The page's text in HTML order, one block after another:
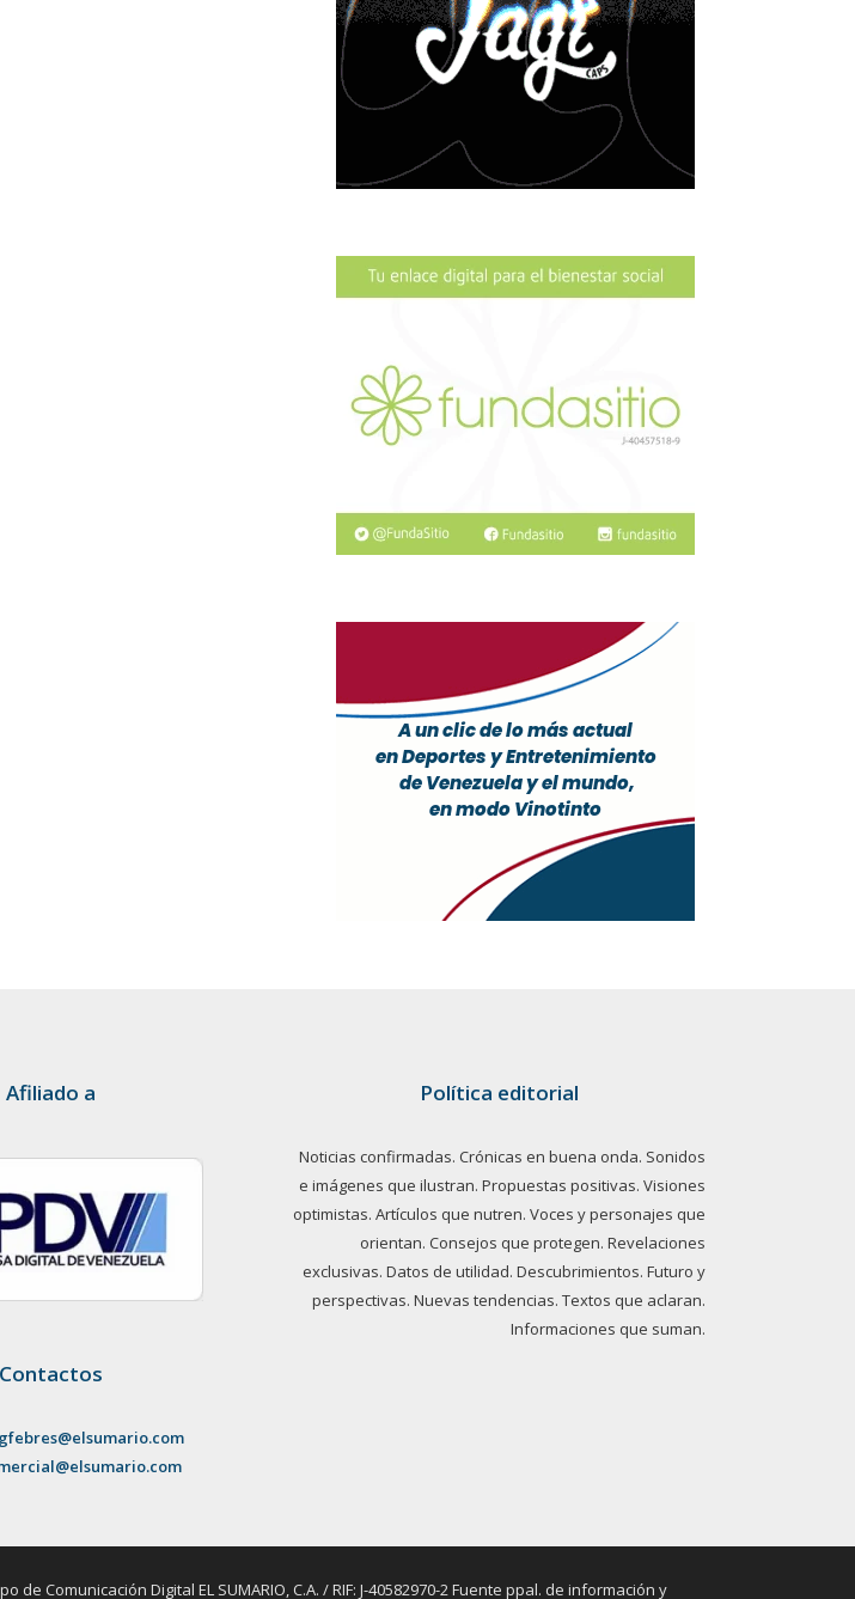
Afiliado a
Contactos
gfebres@elsumario.com
Política editorial
Noticias confirmadas. Crónicas en buena onda. Sonidos
e imágenes que ilustran. Propuestas positivas. Visiones
optimistas. Artículos que nutren. Voces y personajes que
orientan. Consejos que protegen. Revelaciones
exclusivas. Datos de utilidad. Descubrimientos. Futuro y
perspectivas. Nuevas tendencias. Textos que aclaran.
Informaciones que suman.
Comunicación Digital EL SUMARIO, C.A. / RIF: J-40582970-2 Fuente ppal. de información y